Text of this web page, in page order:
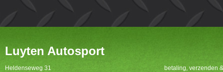
Luyten Autosport
Heldenseweg 31
betaling, verzenden